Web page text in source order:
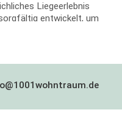
Liegeerlebnis
entwickelt, um
in eine ergonomisch
Dadurch wird nicht nur
Ihre Wirbelsäule und
können. Egal ob Sie